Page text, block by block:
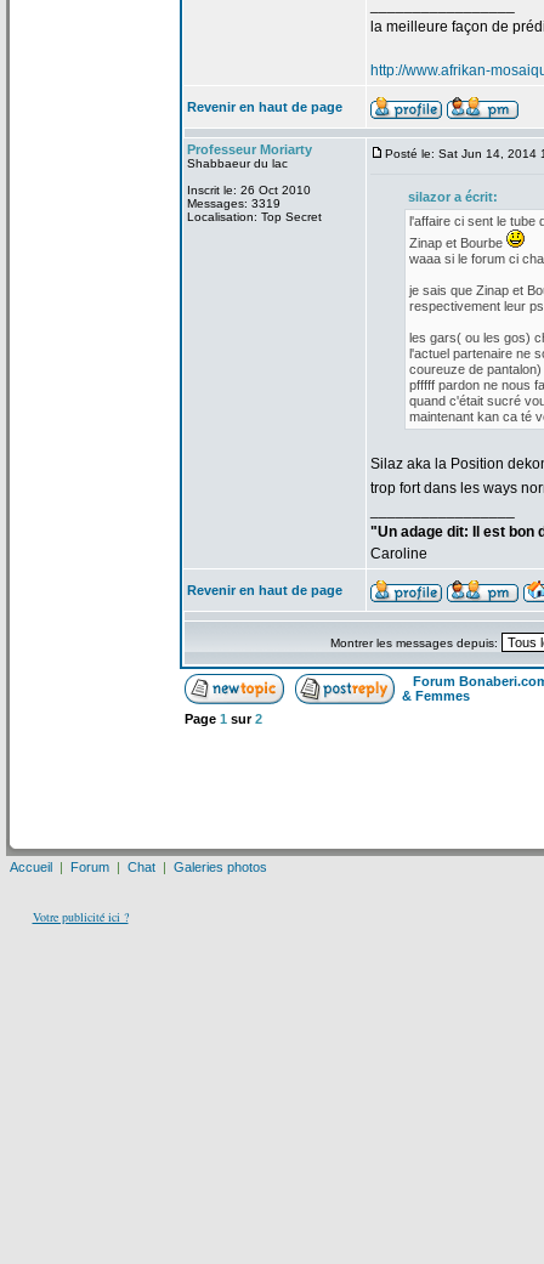
la meilleure façon de
http://www.afrikan-
Revenir en haut de page
Professeur Moriarty
Shabbaeur du lac
Inscrit le: 26 Oct 2010
Messages: 3319
Localisation: Top Secret
Posté le: Sat Jun 14, 2014
silazor a écrit:
l'affaire ci sent le tube
Zinap et Bourbe
waaa si le forum ci
je sais que Zinap et
respectivement leur
les gars( ou les gos)
l'actuel partenaire ne
coureuze de
pfffff pardon ne nous
quand c'était sucré
maintenant kan ca té
Silaz aka la Position
trop fort dans les ways
"Un adage dit: Il est bon
Caroline
Revenir en haut de page
Montrer les messages depuis:
Forum
& Femmes
Page 1 sur2
Accueil | Forum | Chat | Galeries photos
Votre publicité ici ?